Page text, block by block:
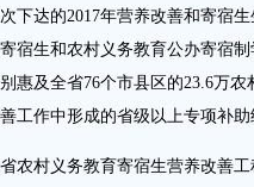
达的2017年营养改善和寄宿生
宿生和农村义务教育公办寄宿
惠及全省76个市县区的23.6万
工作中形成的省级以上专项补
村义务教育寄宿生营养改善工